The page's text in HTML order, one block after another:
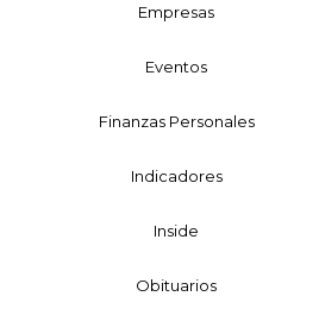
Empresas
Eventos
Finanzas Personales
Indicadores
Inside
Obituarios